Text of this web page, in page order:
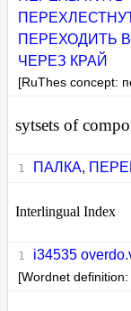
ПЕРЕХОДИТЬ
ЧЕРЕЗ КРАЙ
[RuThes concept:
sytsets of
ПАЛКА,
Interlingual Index
i34535
[Wordnet